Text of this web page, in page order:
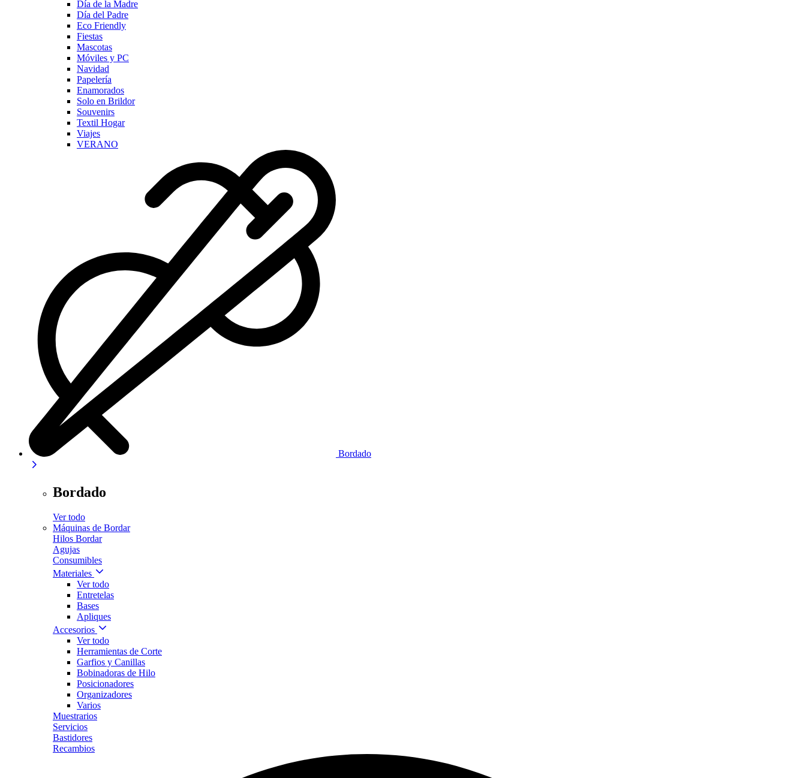
Día de la Madre
Día del Padre
Eco Friendly
Fiestas
Mascotas
Móviles y PC
Navidad
Papelería
Enamorados
Solo en Brildor
Souvenirs
Textil Hogar
Viajes
VERANO
Bordado
Bordado
Ver todo
Máquinas de Bordar
Hilos Bordar
Agujas
Consumibles
Materiales
Ver todo
Entretelas
Bases
Apliques
Accesorios
Ver todo
Herramientas de Corte
Garfios y Canillas
Bobinadoras de Hilo
Posicionadores
Organizadores
Varios
Muestrarios
Servicios
Bastidores
Recambios